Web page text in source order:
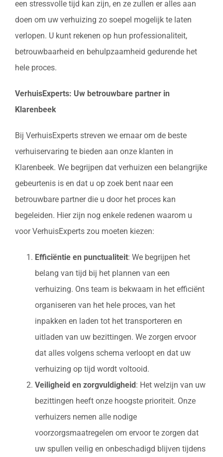
een stressvolle tijd kan zijn, en ze zullen er alles aan
doen om uw verhuizing zo soepel mogelijk te laten
verlopen. U kunt rekenen op hun professionaliteit,
betrouwbaarheid en behulpzaamheid gedurende het
hele proces.
VerhuisExperts: Uw betrouwbare partner in
Klarenbeek
Bij VerhuisExperts streven we ernaar om de beste
verhuiservaring te bieden aan onze klanten in
Klarenbeek. We begrijpen dat verhuizen een belangrijke
gebeurtenis is en dat u op zoek bent naar een
betrouwbare partner die u door het proces kan
begeleiden. Hier zijn nog enkele redenen waarom u
voor VerhuisExperts zou moeten kiezen:
Efficiëntie en punctualiteit: We begrijpen het
belang van tijd bij het plannen van een
verhuizing. Ons team is bekwaam in het efficiënt
organiseren van het hele proces, van het
inpakken en laden tot het transporteren en
uitladen van uw bezittingen. We zorgen ervoor
dat alles volgens schema verloopt en dat uw
verhuizing op tijd wordt voltooid.
Veiligheid en zorgvuldigheid : Het welzijn van uw
bezittingen heeft onze hoogste prioriteit. Onze
verhuizers nemen alle nodige
voorzorgsmaatregelen om ervoor te zorgen dat
uw spullen veilig en onbeschadigd blijven tijdens